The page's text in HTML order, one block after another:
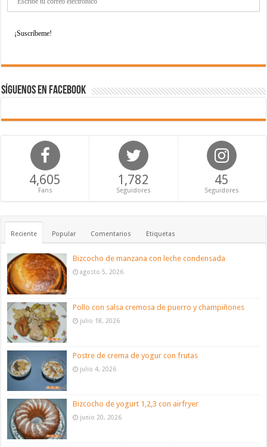
Síguenos en Facebook
4,605
Fans
1,782
Seguidores
45
Seguidores
Reciente Popular Comentarios Etiquetas
Bizcocho de manzana con leche condensada
agosto 5, 2026
Pollo con salsa cremosa de puerro y champiñones
julio 18, 2026
Postre de crema de yogur con frutas
julio 4, 2026
Bizcocho de yogurt 1,2,3 con airfryer
junio 20, 2026